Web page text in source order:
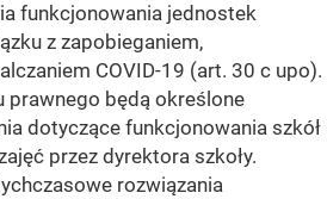
funkcjonowania jednostek
z zapobieganiem,
COVID-19 (art. 30 c upo).
prawnego będą określone
dotyczące funkcjonowania szkół
przez dyrektora szkoły.
rozwiązania